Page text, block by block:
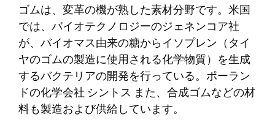
ゴムは、変革の機が熟した素材分野です。米国
では、バイオテクノロジーのジェネンコア社
が、バイオマス由来の糖からイソプレン（タイ
ヤのゴムの製造に使用される化学物質）を生成
するバクテリアの開発を行っている。ポーラン
ドの化学会社 シントス また、合成ゴムなどの材
料も製造および供給しています。